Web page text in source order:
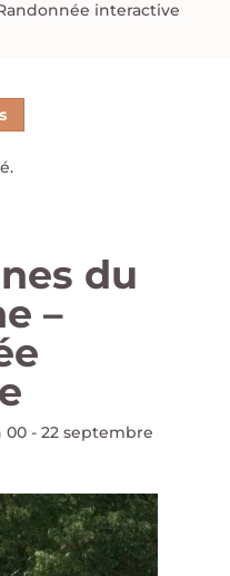
interactive
du
–
00- 22 septembre